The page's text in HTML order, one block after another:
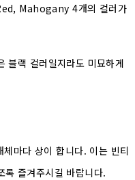
Mahogany 4개의 컬러가
블랙 컬러일지라도 미묘하게
마다 상이 합니다. 이는 빈티
록 즐겨주시길 바랍니다.